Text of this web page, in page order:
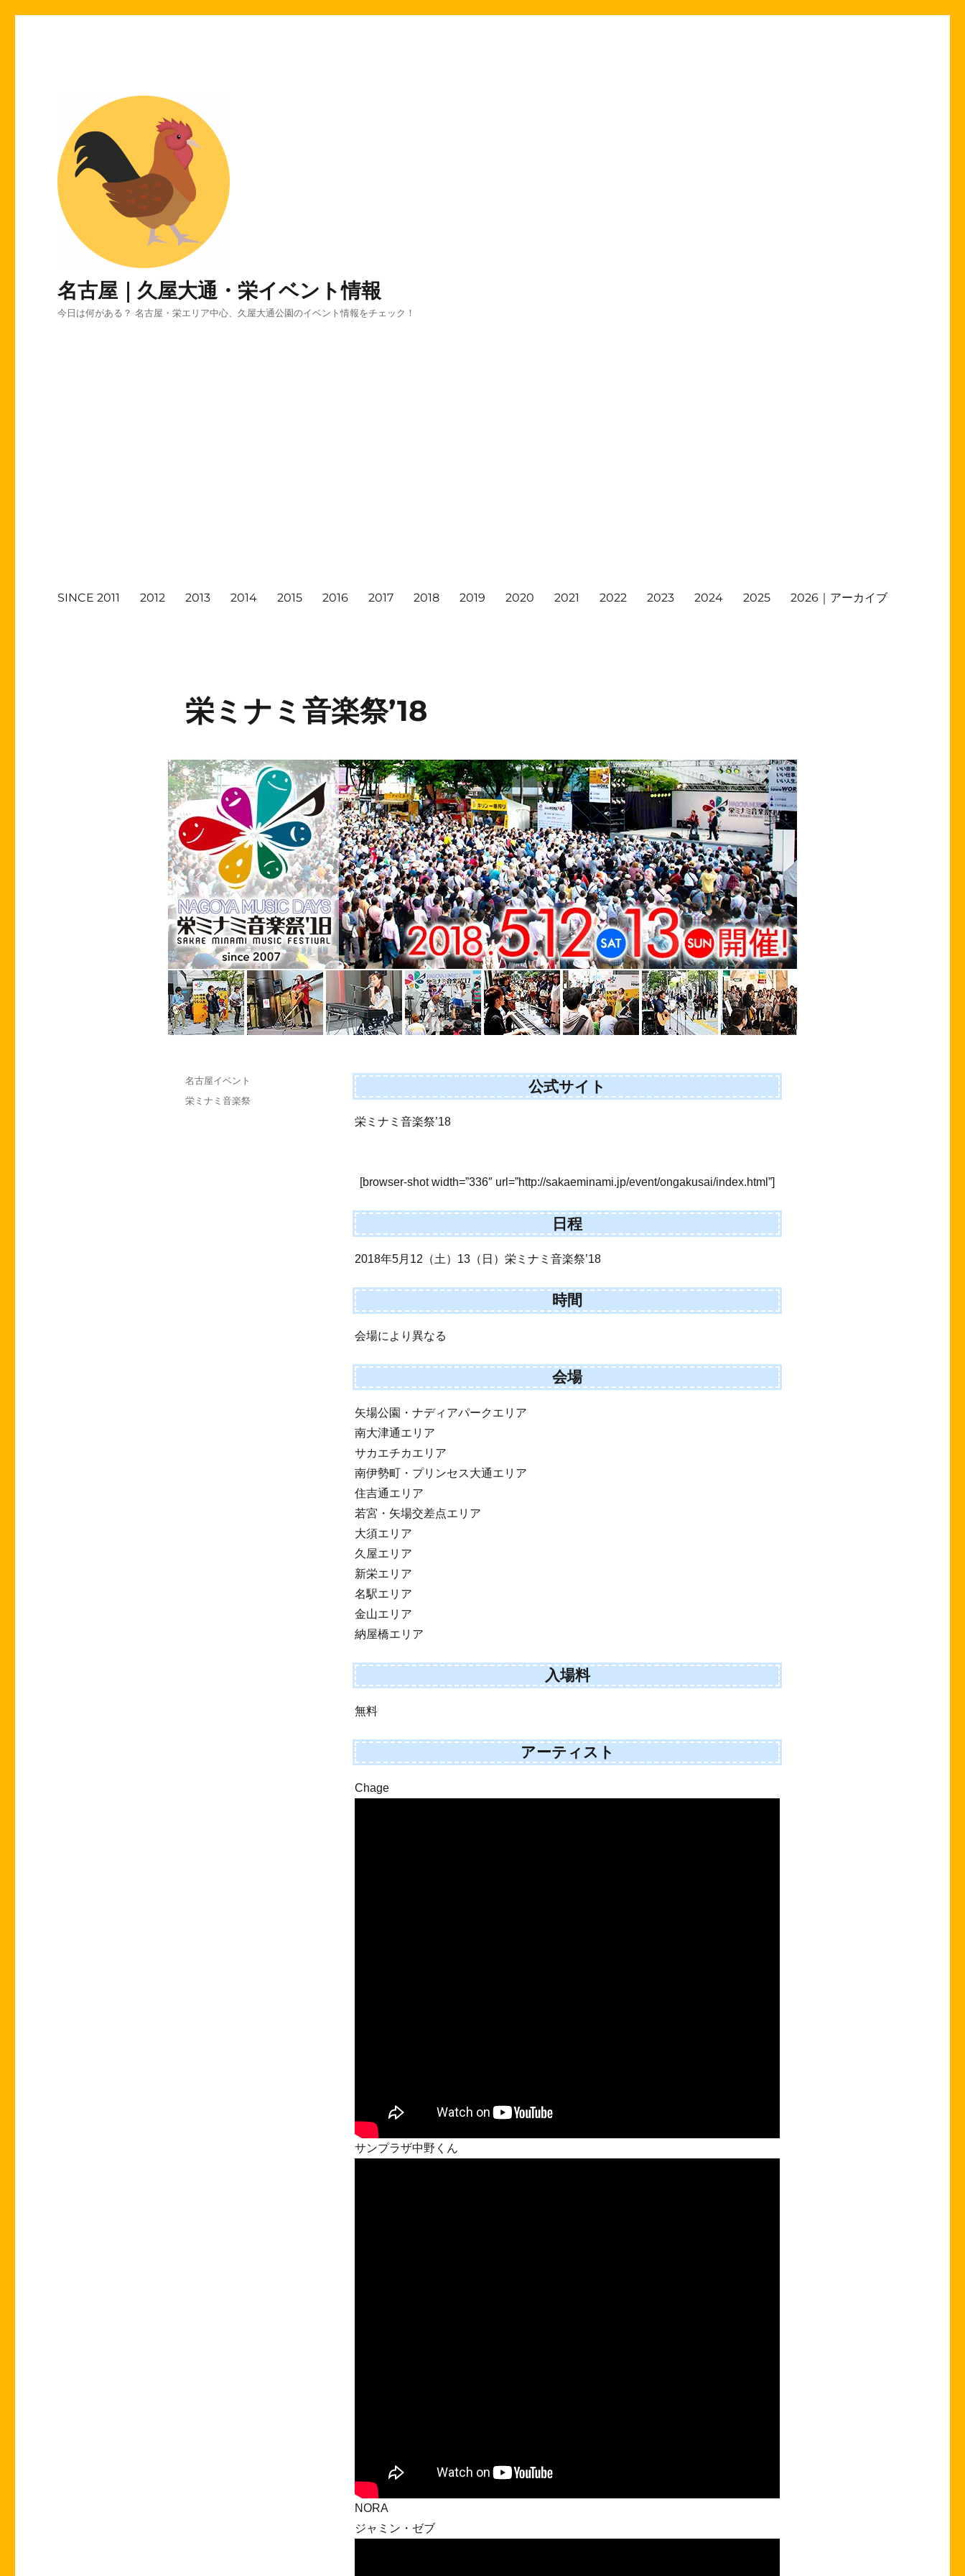
名古屋｜久屋大通・栄イベント情報
今日は何がある？ 名古屋・栄エリア中心、久屋大通公園のイベント情報をチェック！
SINCE 2011 2012 2013 2014 2015 2016 2017 2018 2019 2020 2021 2022 2023 2024 2025 2026｜アーカイブ
栄ミナミ音楽祭’18
公式サイト
栄ミナミ音楽祭’18
[browser-shot width=”336″ url=”http://sakaeminami.jp/event/ongakusai/index.html”]
日程
2018年5月12（土）13（日）栄ミナミ音楽祭’18
時間
会場により異なる
会場
矢場公園・ナディアパークエリア
南大津通エリア
サカエチカエリア
南伊勢町・プリンセス大通エリア
住吉通エリア
若宮・矢場交差点エリア
大須エリア
久屋エリア
新栄エリア
名駅エリア
金山エリア
納屋橋エリア
入場料
無料
アーティスト
Chage
サンプラザ中野くん
NORA
ジャミン・ゼブ
投
日:
カ
テ
名古屋イベント
タ
栄ミナミ音楽祭